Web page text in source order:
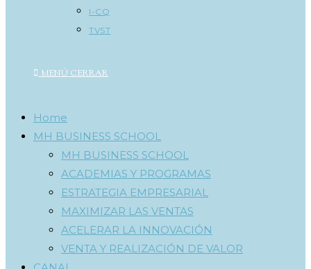
I-CQ
TVST
MENÚ CERRAR
Home
MH BUSINESS SCHOOL
MH BUSINESS SCHOOL
ACADEMIAS Y PROGRAMAS
ESTRATEGIA EMPRESARIAL
MAXIMIZAR LAS VENTAS
ACELERAR LA INNOVACIÓN
VENTA Y REALIZACIÓN DE VALOR